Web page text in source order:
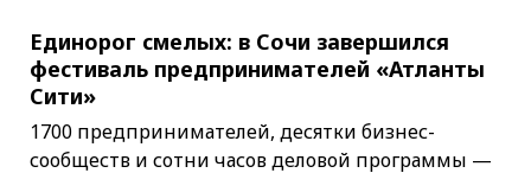
Единорог смелых: в Сочи завершился
фестиваль предпринимателей «Атланты
Сити»
1700 предпринимателей, десятки бизнес-
сообществ и сотни часов деловой программы —